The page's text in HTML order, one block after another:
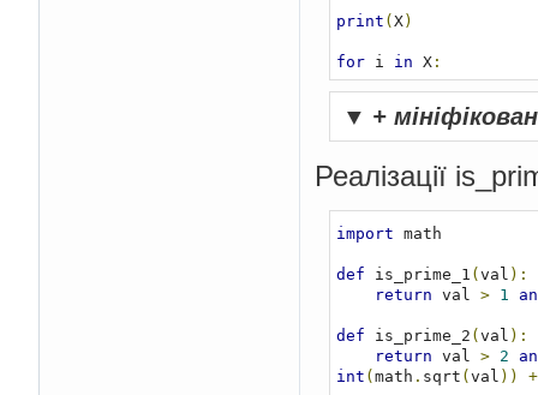
print ( X)
for i in X:
    check_value
(i)
▼ +
Реалізації
import math
def is_prime_1 ( val ):
return val > 1
def is_prime_2 ( val ):
return val > 2
int ( math . sqrt ( val )) +